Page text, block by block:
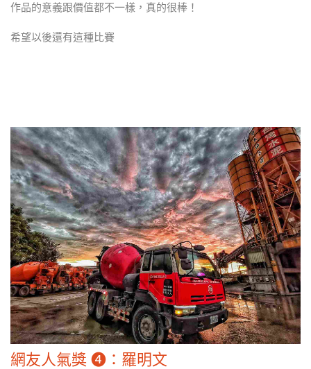
作品的意義跟價值都不一樣，真的很棒！
希望以後還有這種比賽
網友人氣獎 ❹：羅明文